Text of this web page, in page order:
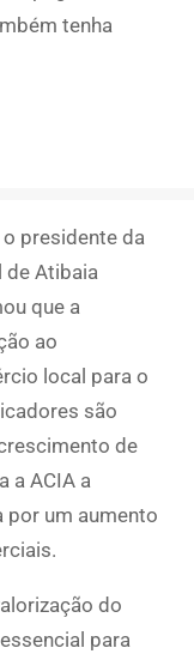
tenha
presidente da
de Atibaia
que a
ao
local para o
são
de
a ACIA a
por um aumento
do
para